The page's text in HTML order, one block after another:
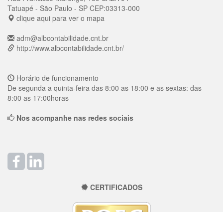
Tatuapé - São Paulo - SP CEP:03313-000
clique aqui para ver o mapa
adm@albcontabilidade.cnt.br
http://www.albcontabilidade.cnt.br/
Horário de funcionamento
De segunda a quinta-feira das 8:00 as 18:00 e as sextas: das
8:00 as 17:00horas
Nos acompanhe nas redes sociais
CERTIFICADOS